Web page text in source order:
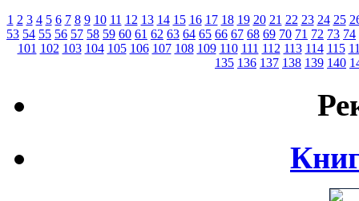
1 2 3 4 5 6 7 8 9 10 11 12 13 14 15 16 17 18 19 20 21 22 23 24 25
53 54 55 56 57 58 59 60 61 62 63 64 65 66 67 68 69 70 71 72 73 74
101 102 103 104 105 106 107 108 109 110 111 112 113 114 115
135 136 137 138 139 140